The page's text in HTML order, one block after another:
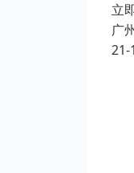
立
广
21-